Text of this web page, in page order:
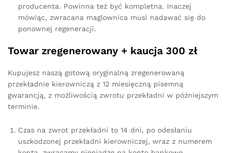
producenta. Powinna też być kompletna. Inaczej
mówiąc, zwracana maglownica musi nadawać się do
ponownej regeneracji.
Towar zregenerowany + kaucja 300 zł
Kupujesz naszą gotową oryginalną zregenerowaną
przekładnie kierowniczą z 12 miesięczną pisemną
gwarancją, z możliwością zwrotu przekładni w późniejszym
terminie.
Czas na zwrot przekładni to 14 dni, po odesłaniu
uszkodzonej przekładni kierowniczej, wraz z numerem